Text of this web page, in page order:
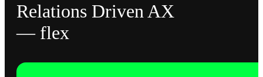
Relations Driven AX
— flex